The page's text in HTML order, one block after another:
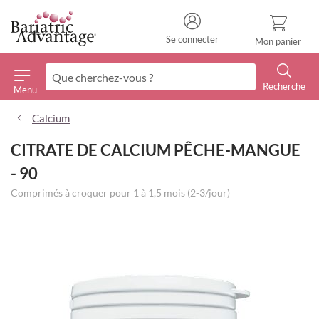
Menu
Recherche
Mon panier
Se connecter
Calcium
CITRATE DE CALCIUM PÊCHE-MANGUE
- 90
Comprimés à croquer pour 1 à 1,5 mois (2-3/jour)